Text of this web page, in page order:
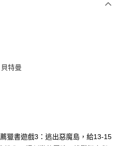
哥大用戶可立即使用無須另外申請。
訂單成立後會自動跳轉到大哥付的交易
額請依後續交易確認頁面所載為準。
交易或遇審核未通過，訂單將自動取
才付款」的支付方式。 讓您購物簡單
特曼
獵書遊戲3：逃出惡魔島，給13-15